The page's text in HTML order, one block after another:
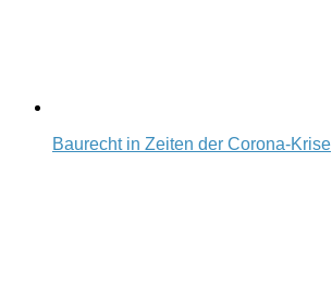
Baurecht in Zeiten der Corona-Krise